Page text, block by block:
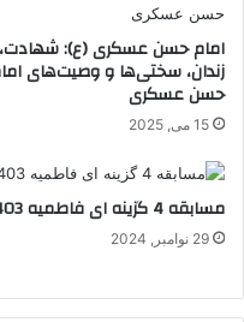
امام حسن عسکری (ع): شهادت،
زندان، سختی‌ها و وصیت‌های
حسن عسکری
15 می, 2025
مسابقه 4 گزینه ای فاطمیه 1403
29 نوامبر, 2024